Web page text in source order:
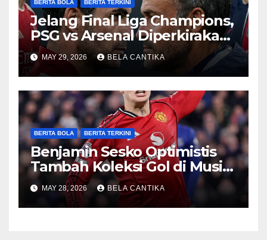
BERITA BOLA BERITA TERKINI
Jelang Final Liga Champions,
PSG vs Arsenal Diperkirakan
Sengit
MAY 29, 2026 BELA CANTIKA
BERITA BOLA BERITA TERKINI
Benjamin Sesko Optimistis
Tambah Koleksi Gol di Musim
2026/27
MAY 28, 2026 BELA CANTIKA